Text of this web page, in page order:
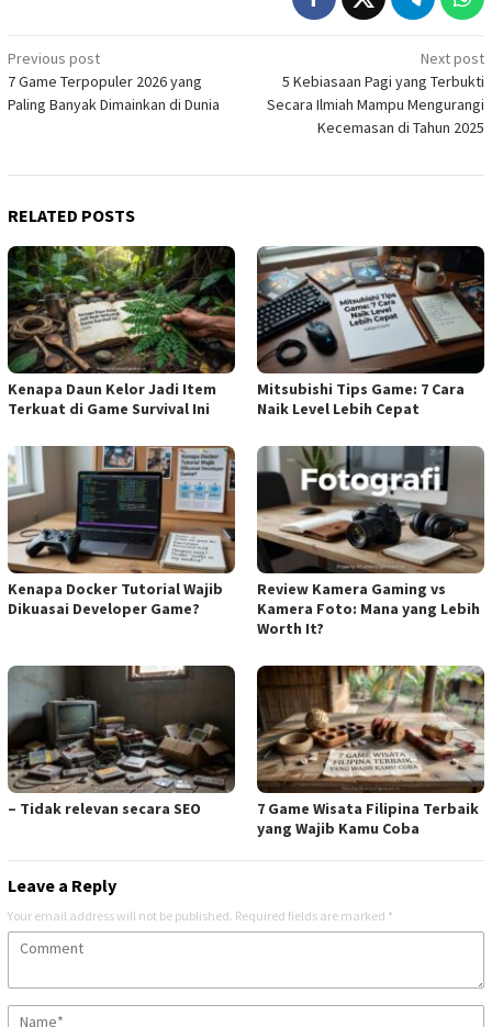
Post
navigation
Previous post
7 Game Terpopuler 2026 yang
Paling Banyak Dimainkan di Dunia
Next post
5 Kebiasaan Pagi yang Terbukti
Secara Ilmiah Mampu Mengurangi
Kecemasan di Tahun 2025
RELATED POSTS
Kenapa Daun Kelor Jadi Item
Terkuat di Game Survival Ini
Mitsubishi Tips Game: 7 Cara
Naik Level Lebih Cepat
Kenapa Docker Tutorial Wajib
Dikuasai Developer Game?
Review Kamera Gaming vs
Kamera Foto: Mana yang Lebih
Worth It?
– Tidak relevan secara SEO
7 Game Wisata Filipina Terbaik
yang Wajib Kamu Coba
Leave a Reply
Your email address will not be published. Required fields are marked *